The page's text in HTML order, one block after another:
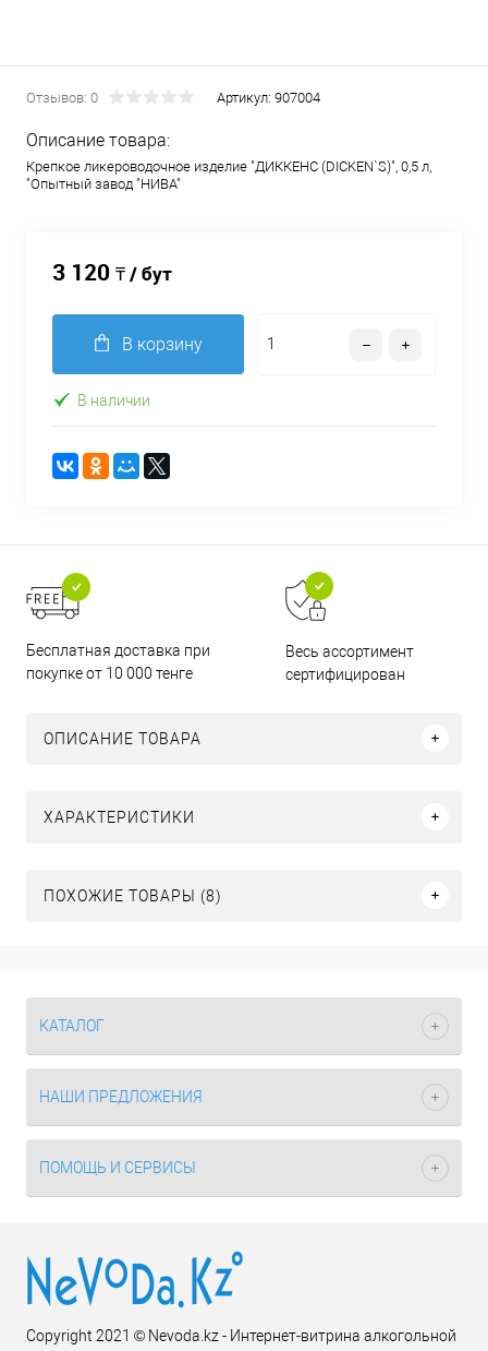
Отзывов: 0 Артикул: 907004
Описание товара:
Крепкое ликероводочное изделие "ДИККЕНС (DICKEN`S)", 0,5 л,
"Опытный завод "НИВА"
3 120 ₸ / бут
В корзину
В наличии
Бесплатная доставка при
покупке от 10 000 тенге
Весь ассортимент
сертифицирован
ОПИСАНИЕ ТОВАРА
ХАРАКТЕРИСТИКИ
ПОХОЖИЕ ТОВАРЫ (8)
КАТАЛОГ
НАШИ ПРЕДЛОЖЕНИЯ
ПОМОЩЬ И СЕРВИСЫ
Copyright 2021 © Nevoda.kz - Интернет-витрина алкогольной